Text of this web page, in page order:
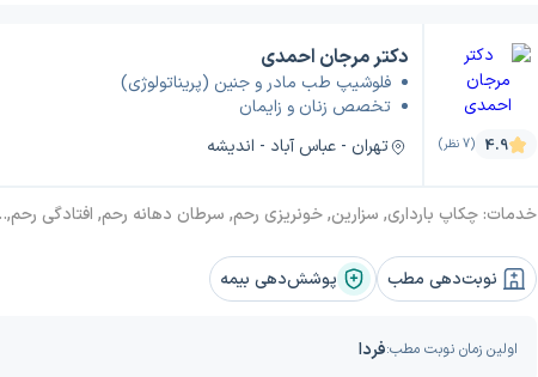
4.9 (7 نظر)
دکتر مرجان احمدی
فلوشیپ طب مادر و جنین (پریناتولوژی)
تخصص زنان و زایمان
تهران - عباس آباد - اندیشه
خدمات: چکاپ بارداری, سزارین, خونریزی رحم, سرطان دهانه رحم, افتادگی رحم, هیسترکتومی (عمل برداشتن رحم), بیوپسی دهانه رحم, فیبروم رحم, میومکتومی (برداشتن فیبروم), عفونت واژن, زایمان بدون درد, هیستروسکوپی, سقط جنین, دکتر آندومتریوز, قاعدگی دردناک (دیسمنوره), تخمدان پلی کیستیک, جراحی باز شکم (لاپروتومی), معاینه واژن و لگن (کولپوسکوپی), معاینه سینه, زایمان, آدنومیوز, کیست تخمدان, افتادگی واژن, جوانسازی واژن, عمل زیبایی کلیتوریس (هودوپلاستی), برداشتن تخمدان (سالپنگو اوفورکتومی), اسکن لگن, اسکن داپلر(جنین) در بارداری, اسکن NT (اسکن شفافیت نوکال), پاپ اسمیر, یایسگی زودرس, دیابت بارداری (حاملگی), واژینیسموس, تعیین جنسیت, ویزیت مطب مطهری
پوشش‌دهی بیمه نوبت‌دهی مطب
اولین زمان نوبت مطب:فردا